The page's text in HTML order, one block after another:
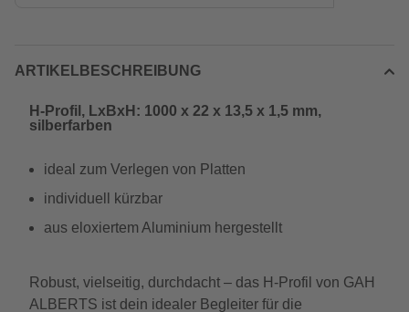
ARTIKELBESCHREIBUNG
H-Profil, LxBxH: 1000 x 22 x 13,5 x 1,5 mm,
silberfarben
ideal zum Verlegen von Platten
individuell kürzbar
aus eloxiertem Aluminium hergestellt
Robust, vielseitig, durchdacht – das H-Profil von GAH
ALBERTS ist dein idealer Begleiter für die